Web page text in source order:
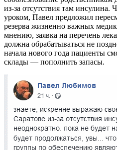
из-за отсутствия там инсулина.
уроком, Павел предложил
резерва жизненно важных
мнению, заявка на перечень
должна обрабатываться не
начала нового года пациенты
склады — пополнить запасы.